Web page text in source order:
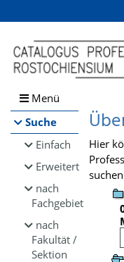
Browsen
direkt zum Inhalt
Menü
Suche
Einfach
Erweitert
nach
Fachgebiet
nach
Fakultät /
Sektion
Hier